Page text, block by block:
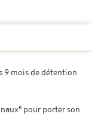
9 mois de détention
pour porter son